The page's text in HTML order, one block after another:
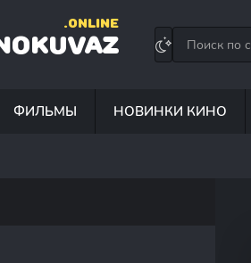
.ONLINE
ФИЛЬМЫ НОВИНКИ КИНО